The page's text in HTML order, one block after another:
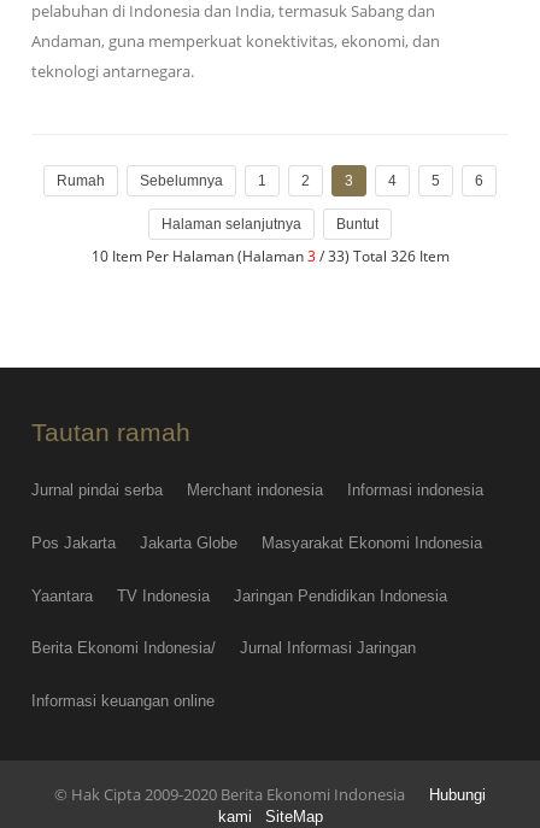
pelabuhan di Indonesia dan India, termasuk Sabang dan
Andaman, guna memperkuat konektivitas, ekonomi, dan
teknologi antarnegara.
Rumah Sebelumnya 1 2 3 4 5 6
Halaman selanjutnya Buntut
10 Item Per Halaman (Halaman3/ 33) Total 326 Item
Tautan ramah
Jurnal pindai serba Merchant indonesia Informasi indonesia
Pos Jakarta Jakarta Globe Masyarakat Ekonomi Indonesia
Yaantara TV Indonesia Jaringan Pendidikan Indonesia
Berita Ekonomi Indonesia/ Jurnal Informasi Jaringan
Informasi keuangan online
© Hak Cipta 2009-2020 Berita Ekonomi Indonesia
Hubungi
kami
SiteMap